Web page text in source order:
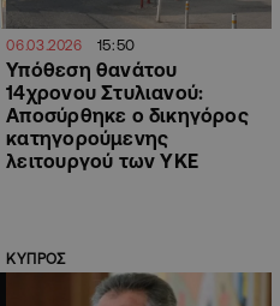
06.03.2026 15:50
Υπόθεση θανάτου
14χρονου Στυλιανού:
Αποσύρθηκε ο δικηγόρος
κατηγορούμενης
λειτουργού των ΥΚΕ
ΚΥΠΡΟΣ